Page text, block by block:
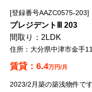
登録番号AAZC0575-203
プレジデントⅢ 203
2LDK
大分県中津市金手
6.4万円/月
2023/2月築の築浅物件で